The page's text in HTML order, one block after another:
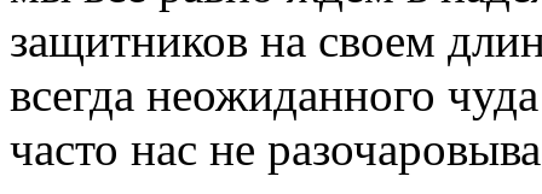
защитников на своем
всегда неожиданного
часто нас не